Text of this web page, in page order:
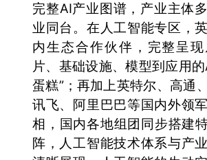
完整AI产业图谱，产业主体
业同台。在人工智能专区，
内生态合作伙伴，完整呈
片、基础设施、模型到应用
蛋糕”；再加上英特尔、高通
讯飞、阿里巴巴等国内外领
相，国内各地组团同步搭建
阵，人工智能技术体系与产